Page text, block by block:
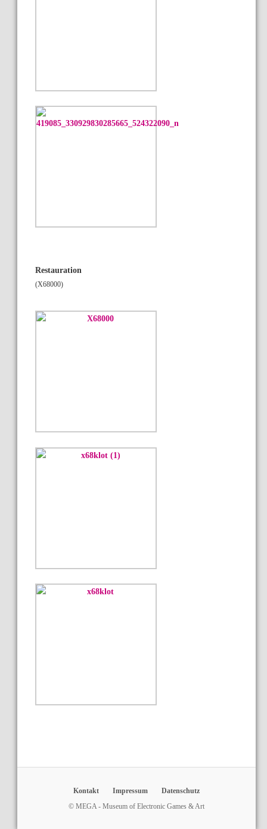
Restauration
(X68000)
Kontakt Impressum
Datenschutz
© MEGA - Museum of Electronic Games & Art